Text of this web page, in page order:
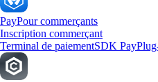
PayPour commerçants
Inscription commerçant
Terminal de paiementSDK Pay